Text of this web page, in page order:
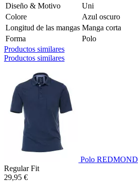
Diseño & Motivo
Uni
Colore
Azul oscuro
Longitud de las mangas Manga corta
Forma
Polo
Productos similares
Productos similares
Polo REDMOND
Regular Fit
29,95 €